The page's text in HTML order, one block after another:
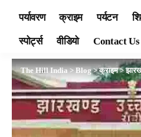
पर्यावरण क्राइम पर्यटन
स्पोर्ट्स वीडियो Contact Us
The Hill India>Blog>क्राइम>झारखंड: